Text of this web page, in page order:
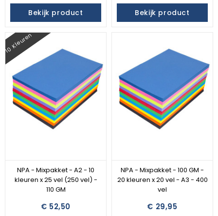
Bekijk product Bekijk product
10 Kleuren
NPA - Mixpakket - A2 - 10
kleuren x 25 vel (250 vel) -
110 GM
€ 52,50
NPA - Mixpakket - 100 GM -
20 kleuren x 20 vel - A3 - 400
vel
€ 29,95